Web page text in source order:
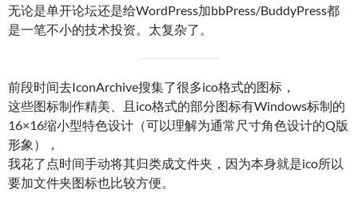
无论是单开论坛还是给WordPress加bbPress/BuddyPress都
是一笔不小的技术投资。太复杂了。
前段时间去IconArchive搜集了很多ico格式的图标，
这些图标制作精美、且ico格式的部分图标有Windows标制的
16×16缩小型特色设计（可以理解为通常尺寸角色设计的Q版
形象），
我花了点时间手动将其归类成文件夹，因为本身就是ico所以
要加文件夹图标也比较方便。